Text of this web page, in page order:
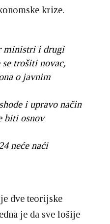
krize.
ministri i drugi
trošiti novac,
o javnim
i upravo način
biti osnov
neće naći
dve teorijske
je da sve lošije